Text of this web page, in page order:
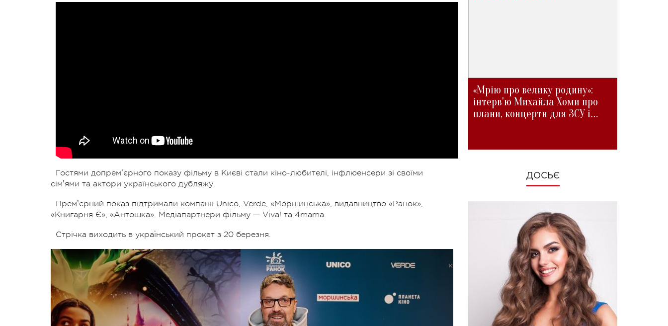
Гостями допремʼєрного показу фільму в Києві стали кіно-любителі, інфлюенсери зі своїми
сімʼями та актори українського дубляжу.
Премʼєрний показ підтримали компанії Unico, Verde, «Моршинська», видавництво «Ранок»,
«Книгарня Є», «Антошка». Медіапартнери фільму — Viva! та 4mama.
Стрічка виходить в український прокат з 20 березня.
«Мрію про велику родину»:
інтерв'ю Михайла Хоми про
плани, концерти для ЗСУ і
ДОСЬЄ